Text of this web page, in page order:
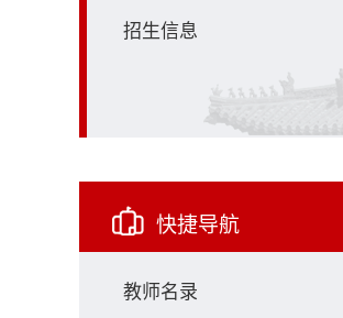
招生信息
快捷导航
教师名录